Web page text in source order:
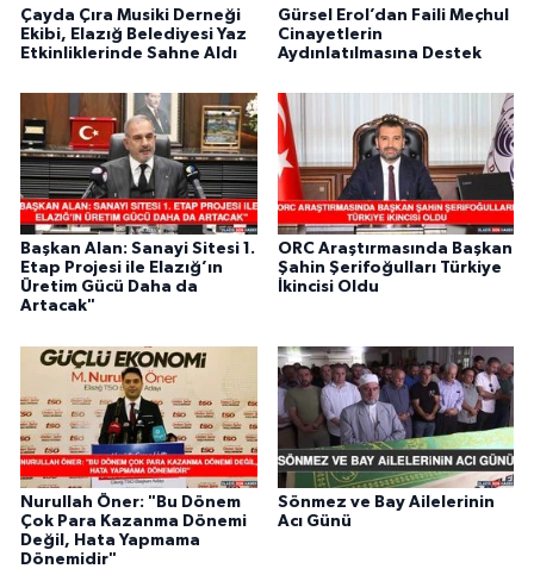
Çayda Çıra Musiki Derneği
Ekibi, Elazığ Belediyesi Yaz
Etkinliklerinde Sahne Aldı
Gürsel Erol’dan Faili Meçhul
Cinayetlerin
Aydınlatılmasına Destek
Başkan Alan: Sanayi Sitesi 1.
Etap Projesi ile Elazığ’ın
Üretim Gücü Daha da
Artacak"
ORC Araştırmasında Başkan
Şahin Şerifoğulları Türkiye
İkincisi Oldu
Nurullah Öner: "Bu Dönem
Çok Para Kazanma Dönemi
Değil, Hata Yapmama
Dönemidir"
Sönmez ve Bay Ailelerinin
Acı Günü